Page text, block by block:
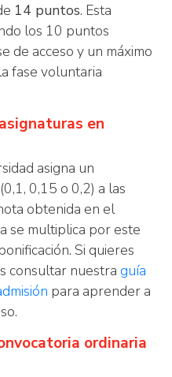
14 puntos. Esta
los 10 puntos
de acceso y un máximo
fase voluntaria
en
asigna un
0,15 o 0,2) a las
obtenida en el
se multiplica por este
Si quieres
consultar nuestra guía
para aprender a
ordinaria